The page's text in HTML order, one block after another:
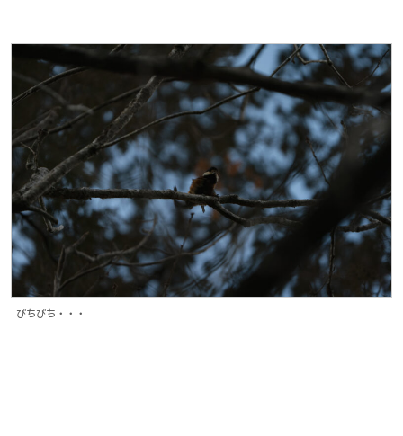
びちびち・・・